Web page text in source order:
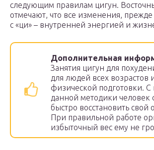
следующим правилам цигун.
отмечают, что все изменения, прежде
с «ци» – внутренней энергией и
Дополнительная
Занятия цигун для
для людей всех возрастов
физической подготовки.
данной методики человек
быстро восстановить свой
При правильной работе
избыточный вес ему не